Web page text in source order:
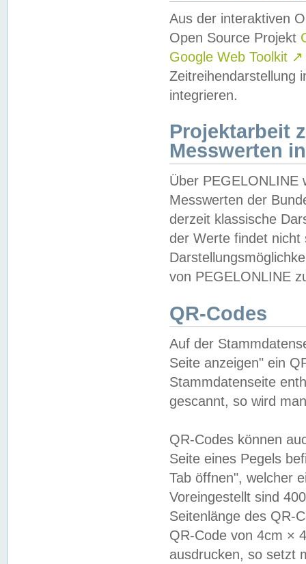
Aus der interaktiven
Open Source Projekt
Google Web Toolkit ↗
Zeitreihendarstellung
integrieren.
Projektarbeit
Messwerten
Über PEGELONLINE
Messwerten der
derzeit klassische
der Werte findet
von PEGELONLINE
QR-Codes
Auf der
Seite anzeigen" ein
Stammdatenseite
gescannt, so wird
QR-Codes können
Seite eines Pegels
Tab öffnen", welcher
Voreingestellt sind
Seitenlänge des QR-
QR-Code von 4cm ×
ausdrucken, so setzt